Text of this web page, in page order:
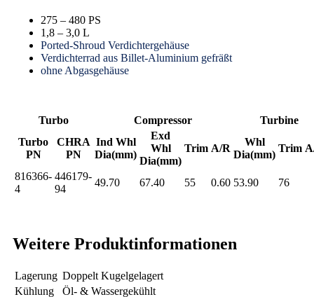
275 – 480 PS
1,8 – 3,0 L
Ported-Shroud Verdichtergehäuse
Verdichterrad aus Billet-Aluminium gefräßt
ohne Abgasgehäuse
Turbo Compressor
Turbine
Turbo
PN
CHRA
PN
Ind Whl
Dia(mm)
Exd
Whl
Dia(mm)
Trim A/R
Whl
Dia(mm)
Trim
816366-
4
446179-
94
49.70 67.40 55 0.60 53.90 76
Weitere Produktinformationen
Lagerung Doppelt Kugelgelagert
Kühlung
Öl- & Wassergekühlt